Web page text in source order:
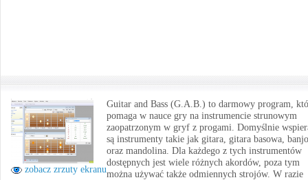
zobacz zrzuty ekranu
Guitar and Bass (G.A.B.) to darmowy program,
pomaga w nauce gry na instrumencie strunowym
zaopatrzonym w gryf z progami. Domyślnie
są instrumenty takie jak gitara, gitara basowa, banjo
oraz mandolina. Dla każdego z tych instrumentów
dostępnych jest wiele różnych akordów, poza tym
można używać także odmiennych strojów. W razie